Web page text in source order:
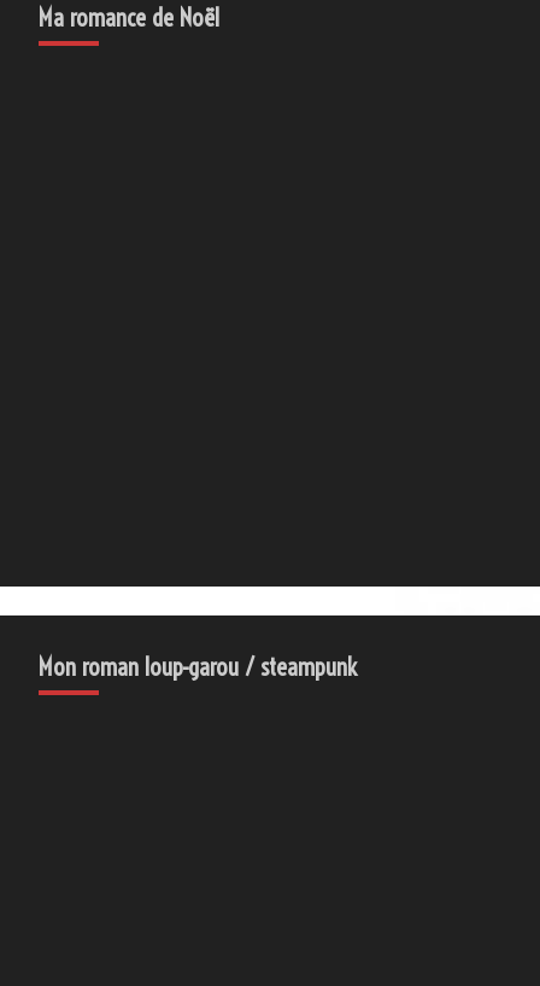
Ma romance de Noël
Mon roman loup-garou / steampunk